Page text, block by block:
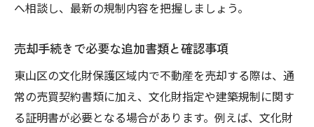
へ相談し、最新の規制内容を把握しましょう。
売却手続きで必要な追加書類と確認事項
東山区の文化財保護区域内で不動産を売却する際は、通
常の売買契約書類に加え、文化財指定や建築規制に関す
る証明書が必要となる場合があります。例えば、文化財